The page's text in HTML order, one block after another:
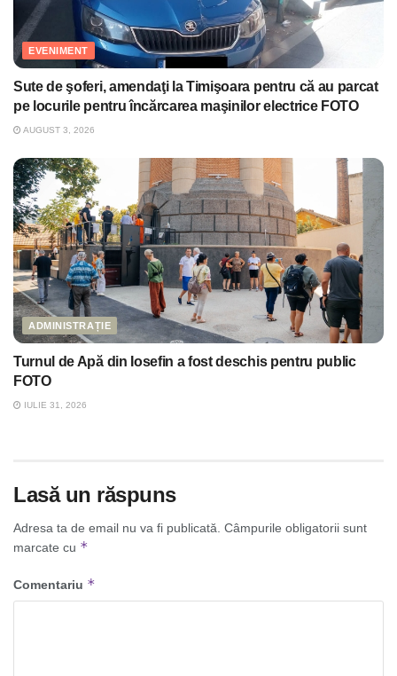
EVENIMENT
Sute de şoferi, amendaţi la Timişoara pentru că au parcat
pe locurile pentru încărcarea maşinilor electrice FOTO
AUGUST 3, 2026
ADMINISTRAȚIE
Turnul de Apă din Iosefin a fost deschis pentru public
FOTO
IULIE 31, 2026
Lasă un răspuns
Adresa ta de email nu va fi publicată. Câmpurile obligatorii sunt
marcate cu *
Comentariu *